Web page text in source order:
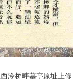
泠桥畔墓亭原址上修